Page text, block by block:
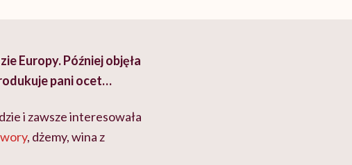
Europy. Później objęła
pani ocet…
i zawsze interesowała
, dżemy, wina z